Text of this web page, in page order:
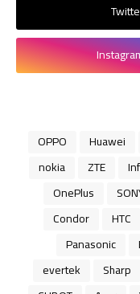
Huawei
OPPO
ZTE
nokia
OnePlus
HTC
Condor
Panasonic
Sharp
evertek